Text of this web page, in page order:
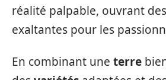
réalité palpable, ouvrant
exaltantes pour les
En combinant une terre